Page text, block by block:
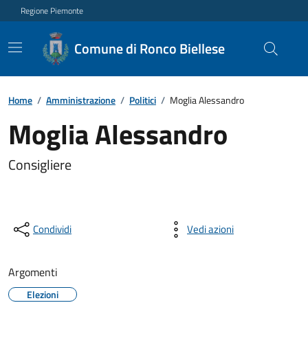
Regione Piemonte
Comune di Ronco Biellese
Home / Amministrazione / Politici / Moglia Alessandro
Moglia Alessandro
Consigliere
Condividi Vedi azioni
Argomenti
Elezioni